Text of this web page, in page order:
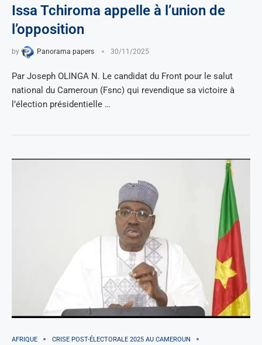
Issa Tchiroma appelle à l’union de
l’opposition
by Panorama papers 30/11/2025
Par Joseph OLINGA N. Le candidat du Front pour le salut
national du Cameroun (Fsnc) qui revendique sa victoire à
l’élection présidentielle …
AFRIQUE
CRISE POST-ÉLECTORALE 2025 AU CAMEROUN